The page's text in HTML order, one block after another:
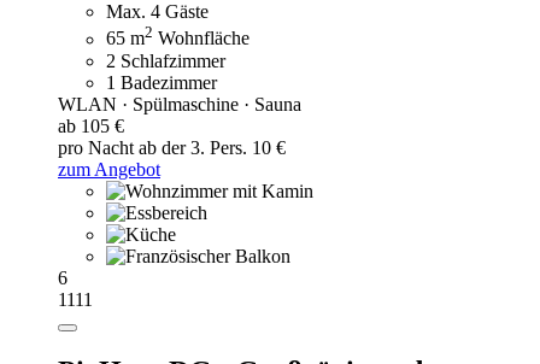
Max. 4 Gäste
65 m2 Wohnfläche
2 Schlafzimmer
1 Badezimmer
WLAN · Spülmaschine · Sauna
ab 105 €
pro Nacht ab der 3. Pers. 10 €
zum Angebot
6
1111